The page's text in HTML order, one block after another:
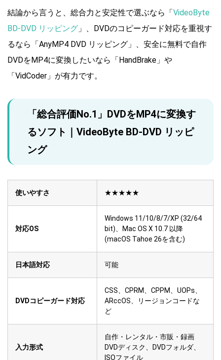
結論から言うと、総合力と安定性で選ぶなら「VideoByte
BD-DVD リッピング 」、DVDのコピーガード対応を重視す
るなら「AnyMP4 DVD リッピング」、安全に無料で自作
DVDをMP4に変換したいなら「HandBrake」や
「VidCoder」が有力です。
「総合評価No.1」DVDをMP4に変換す
るソフト｜VideoByte BD-DVD リッピ
ング
使いやすさ ★★★★★
対応OS
Windows 11/10/8/7/XP (32/64
bit)、Mac OS X 10.7 以降
(macOS Tahoe 26を含む)
日本語対応 可能
DVDコピーガード対応
CSS、CPRM、CPPM、UOPs、
ARccOS、リージョンコードな
ど
入力形式
自作・レンタル・市販・録画
DVDディスク、DVDフォルダ、
ISOファイル